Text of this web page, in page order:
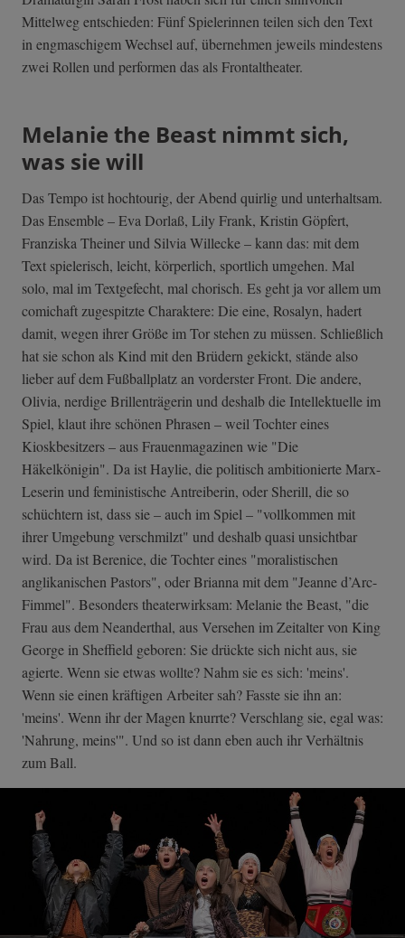
Mittelweg entschieden: Fünf Spielerinnen teilen sich den Text
in engmaschigem Wechsel auf, übernehmen jeweils mindestens
zwei Rollen und performen das als Frontaltheater.
Melanie the Beast nimmt sich,
was sie will
Das Tempo ist hochtourig, der Abend quirlig und unterhaltsam.
Das Ensemble – Eva Dorlaß, Lily Frank, Kristin Göpfert,
Franziska Theiner und Silvia Willecke – kann das: mit dem
Text spielerisch, leicht, körperlich, sportlich umgehen. Mal
solo, mal im Textgefecht, mal chorisch. Es geht ja vor allem um
comichaft zugespitzte Charaktere: Die eine, Rosalyn, hadert
damit, wegen ihrer Größe im Tor stehen zu müssen. Schließlich
hat sie schon als Kind mit den Brüdern gekickt, stände also
lieber auf dem Fußballplatz an vorderster Front. Die andere,
Olivia, nerdige Brillenträgerin und deshalb die Intellektuelle im
Spiel, klaut ihre schönen Phrasen – weil Tochter eines
Kioskbesitzers – aus Frauenmagazinen wie "Die
Häkelkönigin". Da ist Haylie, die politisch ambitionierte Marx-
Leserin und feministische Antreiberin, oder Sherill, die so
schüchtern ist, dass sie – auch im Spiel – "vollkommen mit
ihrer Umgebung verschmilzt" und deshalb quasi unsichtbar
wird. Da ist Berenice, die Tochter eines "moralistischen
anglikanischen Pastors", oder Brianna mit dem "Jeanne d’Arc-
Fimmel". Besonders theaterwirksam: Melanie the Beast, "die
Frau aus dem Neanderthal, aus Versehen im Zeitalter von King
George in Sheffield geboren: Sie drückte sich nicht aus, sie
agierte. Wenn sie etwas wollte? Nahm sie es sich: 'meins'.
Wenn sie einen kräftigen Arbeiter sah? Fasste sie ihn an:
'meins'. Wenn ihr der Magen knurrte? Verschlang sie, egal was:
'Nahrung, meins'". Und so ist dann eben auch ihr Verhältnis
zum Ball.